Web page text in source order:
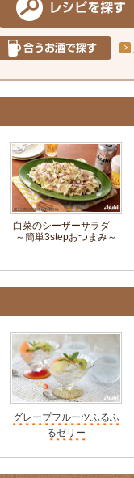
白菜のシーザーサラダ
～簡単3stepおつまみ～
グレープフルーツふるふ
るゼリー